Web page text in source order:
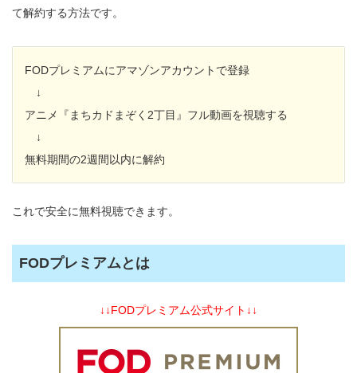
て解約する方法です。
FODプレミアムにアマゾンアカウントで登録
↓
アニメ『まちカドまぞく2丁目』フル動画を視聴する
↓
無料期間の2週間以内に解約
これで安全に無料視聴できます。
FODプレミアムとは
↓↓FODプレミアム公式サイト↓↓